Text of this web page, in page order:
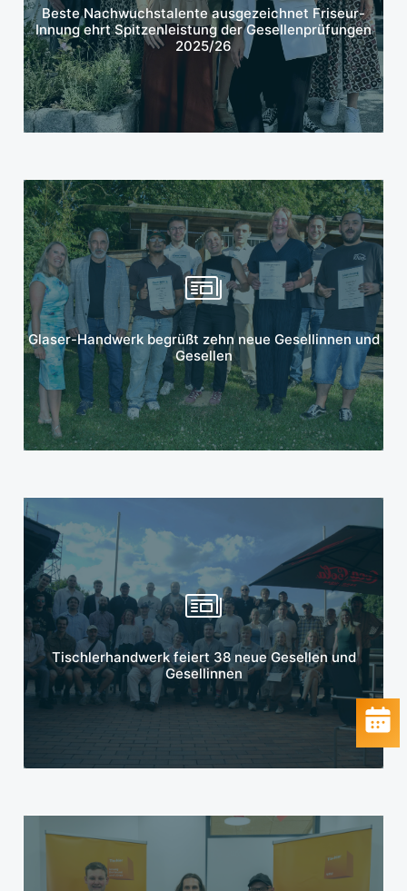
Beste Nachwuchstalente ausgezeichnet Friseur-
Innung ehrt Spitzenleistung der Gesellenprüfungen
2025/26
Glaser-Handwerk begrüßt zehn neue Gesellinnen und
Gesellen
Mehr erfahren
Tischlerhandwerk feiert 38 neue Gesellen und
Gesellinnen
Mehr erfahren